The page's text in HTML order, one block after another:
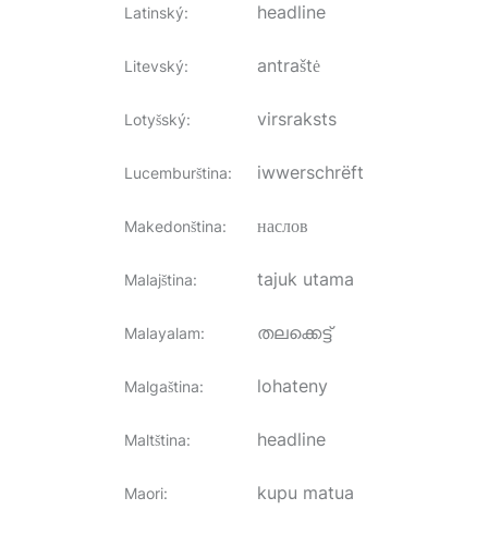
Latinský: headline
Litevský: antraštė
Lotyšský: virsraksts
Lucemburština: iwwerschrëft
Makedonština: наслов
Malajština: tajuk utama
Malayalam: തലക്കെട്ട്
Malgaština: lohateny
Maltština: headline
Maori: kupu matua